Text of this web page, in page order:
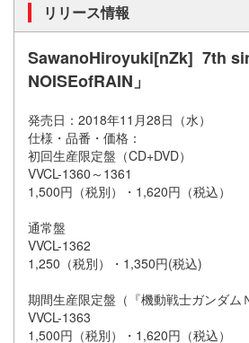
リリース情報
SawanoHiroyuki[nZk] 7th
NOISEofRAIN」
発売日：2018年11月28日（水）
仕様・品番・価格：
初回生産限定盤（CD+DVD）
VVCL-1360～1361
1,500円（税別）・1,620円（税込）
通常盤
VVCL-1362
1,250（税別）・1,350円(税込)
期間生産限定盤（『機動戦士ガンダム
VVCL-1363
1,500円（税別）・1,620円（税込）